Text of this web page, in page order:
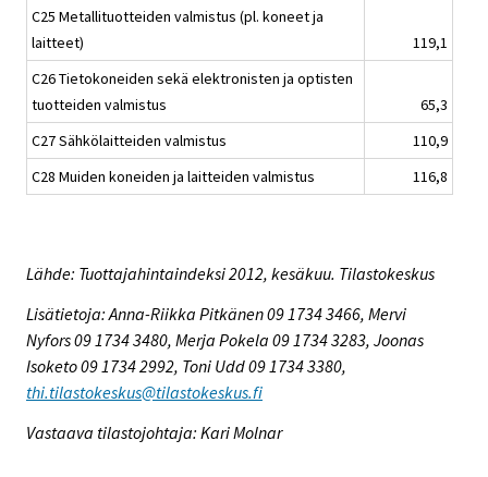
C25 Metallituotteiden valmistus (pl. koneet ja
laitteet)
119,1
C26 Tietokoneiden sekä elektronisten ja optisten
tuotteiden valmistus
65,3
C27 Sähkölaitteiden valmistus
110,9
C28 Muiden koneiden ja laitteiden valmistus
116,8
Lähde: Tuottajahintaindeksi 2012, kesäkuu. Tilastokeskus
Lisätietoja: Anna-Riikka Pitkänen 09 1734 3466, Mervi
Nyfors 09 1734 3480, Merja Pokela 09 1734 3283, Joonas
Isoketo 09 1734 2992, Toni Udd 09 1734 3380,
thi.tilastokeskus@tilastokeskus.fi
Vastaava tilastojohtaja: Kari Molnar